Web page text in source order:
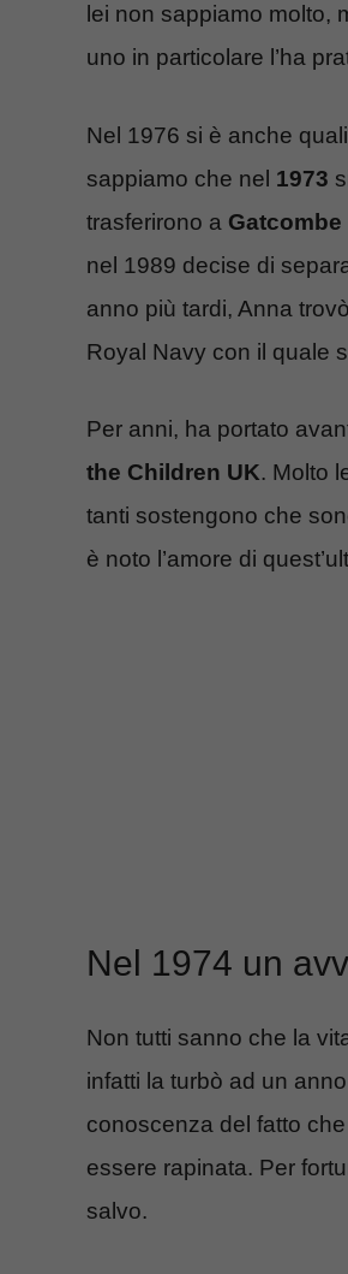
lei non sappiamo molto,
uno in particolare l’ha
Nel 1976 si è anche
sappiamo che nel 1973
trasferirono a Gatcombe
nel 1989 decise di
anno più tardi, Anna
Royal Navy con il quale
Per anni, ha portato
the Children UK. Molto
tanti sostengono che
è noto l’amore di
Nel 1974 un
Non tutti sanno che la
infatti la turbò ad un
conoscenza del fatto
essere rapinata. Per
salvo.